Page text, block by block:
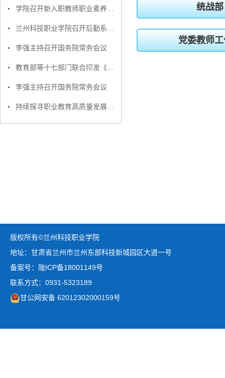
李强主持召开国务院常务会议
李强主持召开国务院常务会议
统战部
党委教师
版权所有©兰州科技职业学院
地址：甘肃省兰州市兰州东部科技新城园区大道一号
备案号：陇ICP备18001149号
联系方式：0931-5323189
甘公网安备 62012302000159号